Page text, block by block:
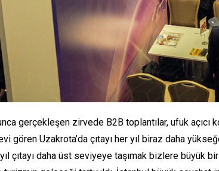
gerçekleşen zirvede B2B toplantılar, ufuk
gören Uzakrota’da çıtayı her yıl biraz daha
çıtayı daha üst seviyeye taşımak bizlere büyük